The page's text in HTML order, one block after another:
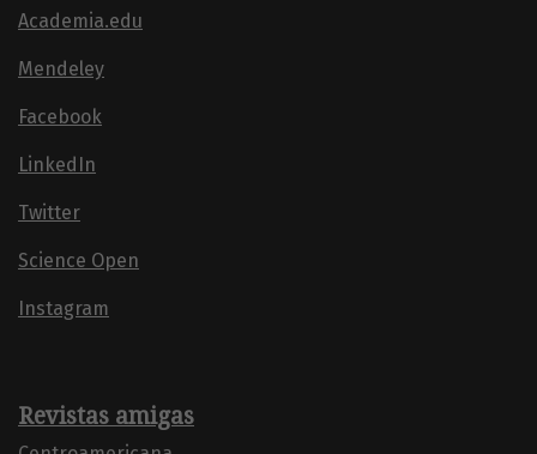
Academia.edu
Mendeley
Facebook
LinkedIn
Twitter
Science Open
Instagram
Revistas amigas